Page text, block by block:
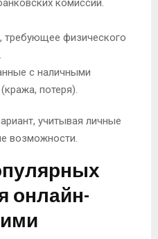
комиссий.
требующее физического
с наличными
потеря).
учитывая личные
возможности.
онлайн-